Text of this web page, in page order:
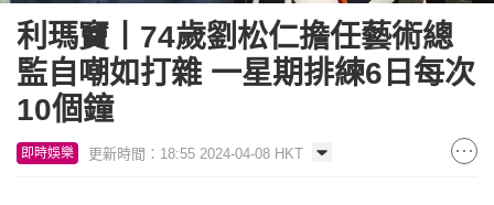
利瑪竇丨74歲劉松仁擔任藝術總
監自嘲如打雜 一星期排練6日每次
10個鐘
即時娛樂 更新時間：18:55 2024-04-08 HKT